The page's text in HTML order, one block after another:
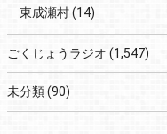
東成瀬村(14)
ごくじょうラジオ (1,547)
未分類(90)